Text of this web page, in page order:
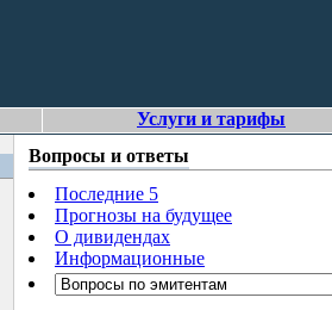
Услуги и тарифы
Вопросы и ответы
Последние 5
Прогнозы на будущее
О дивидендах
Информационные